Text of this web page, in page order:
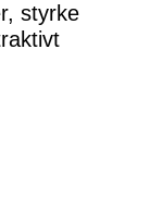
styrke